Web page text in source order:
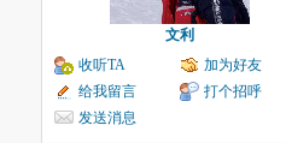
文利
收听TA
加为好友
给我留言
打个招呼
发送消息